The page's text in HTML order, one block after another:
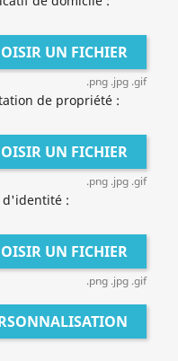
UN FICHIER
.png .jpg .gif
de propriété :
UN FICHIER
.png .jpg .gif
d'identité :
UN FICHIER
.png .jpg .gif